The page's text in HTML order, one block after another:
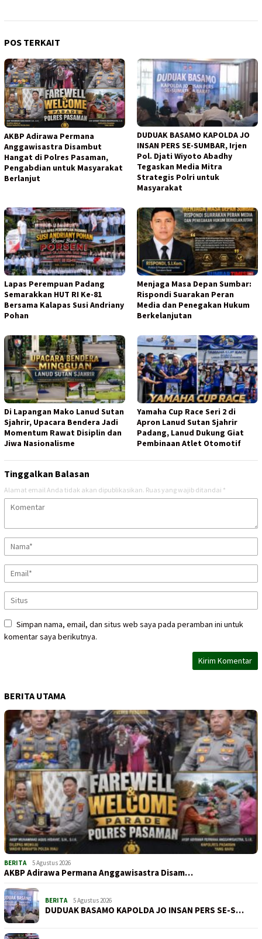
POS TERKAIT
AKBP Adirawa Permana
Anggawisastra Disambut
Hangat di Polres Pasaman,
Pengabdian untuk Masyarakat
Berlanjut
DUDUAK BASAMO KAPOLDA JO
INSAN PERS SE-SUMBAR, Irjen
Pol. Djati Wiyoto Abadhy
Tegaskan Media Mitra
Strategis Polri untuk
Masyarakat
Lapas Perempuan Padang
Semarakkan HUT RI Ke-81
Bersama Kalapas Susi Andriany
Pohan
Menjaga Masa Depan Sumbar:
Rispondi Suarakan Peran
Media dan Penegakan Hukum
Berkelanjutan
Di Lapangan Mako Lanud Sutan
Sjahrir, Upacara Bendera Jadi
Momentum Rawat Disiplin dan
Jiwa Nasionalisme
Yamaha Cup Race Seri 2 di
Apron Lanud Sutan Sjahrir
Padang, Lanud Dukung Giat
Pembinaan Atlet Otomotif
Tinggalkan Balasan
Alamat email Anda tidak akan dipublikasikan. Ruas yang wajib ditandai *
Simpan nama, email, dan situs web saya pada peramban ini untuk
komentar saya berikutnya.
BERITA UTAMA
BERITA 5 Agustus 2026
AKBP Adirawa Permana Anggawisastra Disam…
BERITA 5 Agustus 2026
DUDUAK BASAMO KAPOLDA JO INSAN PERS SE-S…